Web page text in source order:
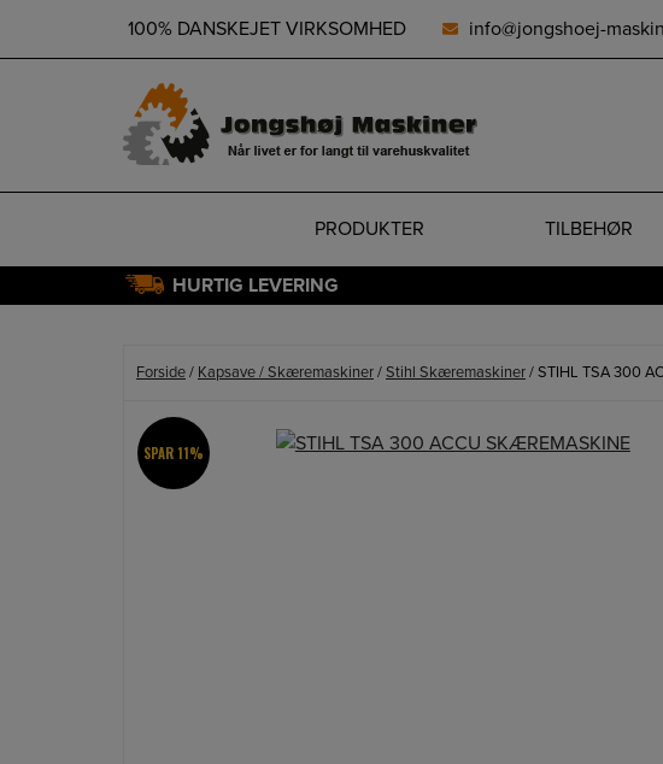
100% DANSKEJET VIRKSOMHED info@jongshoej-
PRODUKTER TILBEHØR
HURTIG LEVERING
Forside/ Kapsave / Skæremaskiner/Stihl Skæremaskiner/ STIHL TSA 300
SPAR 11%